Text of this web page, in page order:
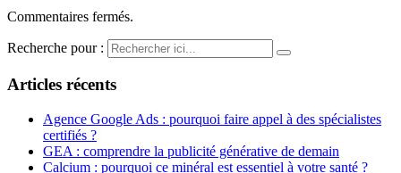
Commentaires fermés.
Recherche pour :
Articles récents
Agence Google Ads : pourquoi faire appel à des spécialistes
certifiés ?
GEA : comprendre la publicité générative de demain
Calcium : pourquoi ce minéral est essentiel à votre santé ?